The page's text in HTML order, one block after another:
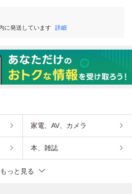
に発送しています 詳細
家電、AV、カメラ
本、雑誌
もっと見る